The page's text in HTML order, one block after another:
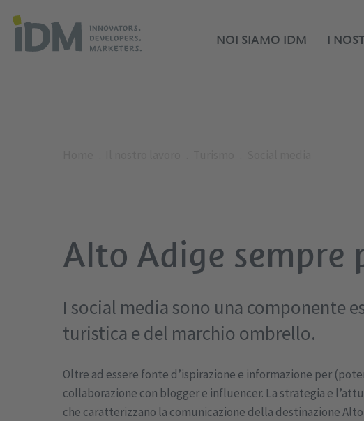
NOI SIAMO IDM I
Alto Adige sempre
I social media sono una componente
turistica e del marchio ombrello.
Oltre ad essere fonte d’ispirazione e informazione per
collaborazione con blogger e influencer. La strategia e
che caratterizzano la comunicazione della destinazione